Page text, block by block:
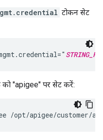
टोकन सेट
"apigee" पर सेट करें:
/opt/apigee/customer/